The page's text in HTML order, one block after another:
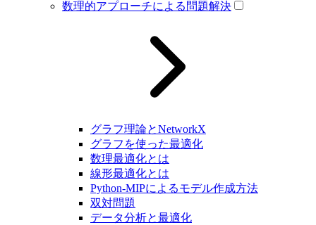
数理的アプローチによる問題解決
グラフ理論とNetworkX
グラフを使った最適化
数理最適化とは
線形最適化とは
Python-MIPによるモデル作成方法
双対問題
データ分析と最適化